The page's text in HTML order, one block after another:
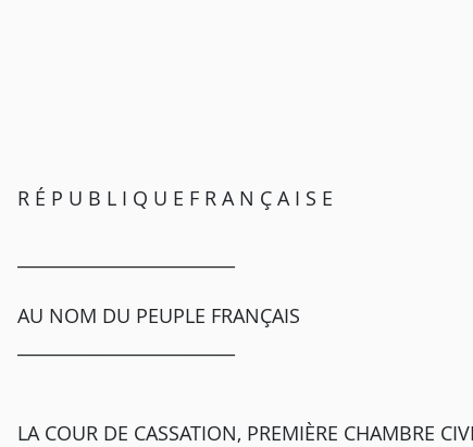
R É P U B L I Q U E F R A N Ç A I S E
AU NOM DU PEUPLE FRANÇAIS
LA COUR DE CASSATION, PREMIÈRE CHAMBRE